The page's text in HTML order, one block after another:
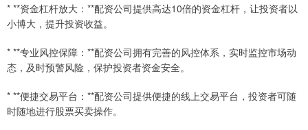
* **资金杠杆放大：**配资公司提供高达10倍的资金杠杆，让投资者以
小博大，提升投资收益。
* **专业风控保障：**配资公司拥有完善的风控体系，实时监控市场动
态，及时预警风险，保护投资者资金安全。
* **便捷交易平台：**配资公司提供便捷的线上交易平台，投资者可随
时随地进行股票买卖操作。